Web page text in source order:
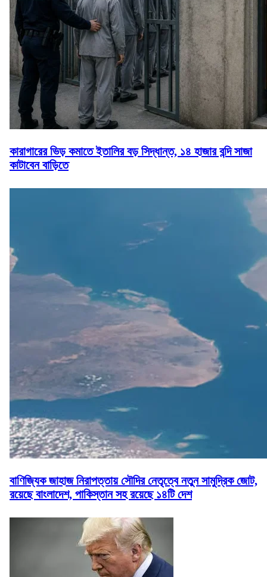
কারাগারের ভিড় কমাতে ইতালির বড় সিদ্ধান্ত, ১৪ হাজার বন্দি সাজা
কাটাবেন বাড়িতে
বাণিজ্যিক জাহাজ নিরাপত্তায় সৌদির নেতৃত্বে নতুন সামুদ্রিক জোট,
রয়েছে বাংলাদেশ, পাকিস্তান সহ রয়েছে ১৪টি দেশ